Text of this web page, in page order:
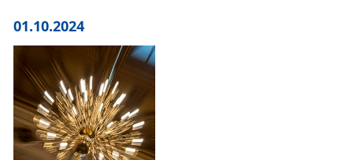
01.10.2024